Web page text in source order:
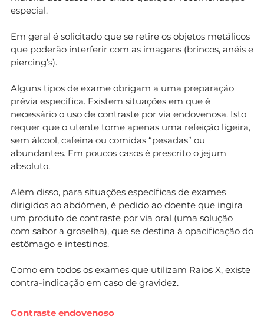
especial.
Em geral é solicitado que se retire os objetos metálicos
que poderão interferir com as imagens (brincos, anéis e
piercing’s).
Alguns tipos de exame obrigam a uma preparação
prévia específica. Existem situações em que é
necessário o uso de contraste por via endovenosa. Isto
requer que o utente tome apenas uma refeição ligeira,
sem álcool, cafeína ou comidas “pesadas” ou
abundantes. Em poucos casos é prescrito o jejum
absoluto.
Além disso, para situações específicas de exames
dirigidos ao abdómen, é pedido ao doente que ingira
um produto de contraste por via oral (uma solução
com sabor a groselha), que se destina à opacificação do
estômago e intestinos.
Como em todos os exames que utilizam Raios X, existe
contra-indicação em caso de gravidez.
Contraste endovenoso